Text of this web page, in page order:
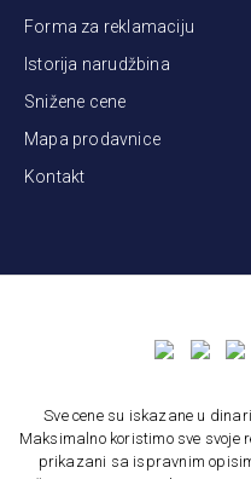
Forma za reklamaciju
Istorija narudžbina
Snižene cene
Mapa prodavnice
Kontakt
Sve cene su iskazane u
Maksimalno koristimo sve
prikazani sa ispravnim